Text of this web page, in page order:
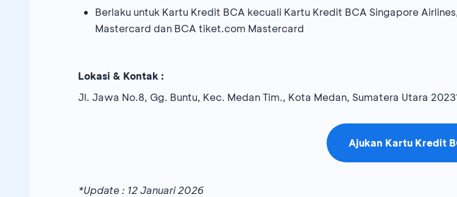
Berlaku untuk Kartu Kredit BCA kecuali Kartu Kredit BCA Singapore
Mastercard dan BCA tiket.com Mastercard
Lokasi & Kontak :
Jl. Jawa No.8, Gg. Buntu, Kec. Medan Tim., Kota Medan, Sumatera Utara
Ajukan Kartu Kredit
*Update : 12 Januari 2026